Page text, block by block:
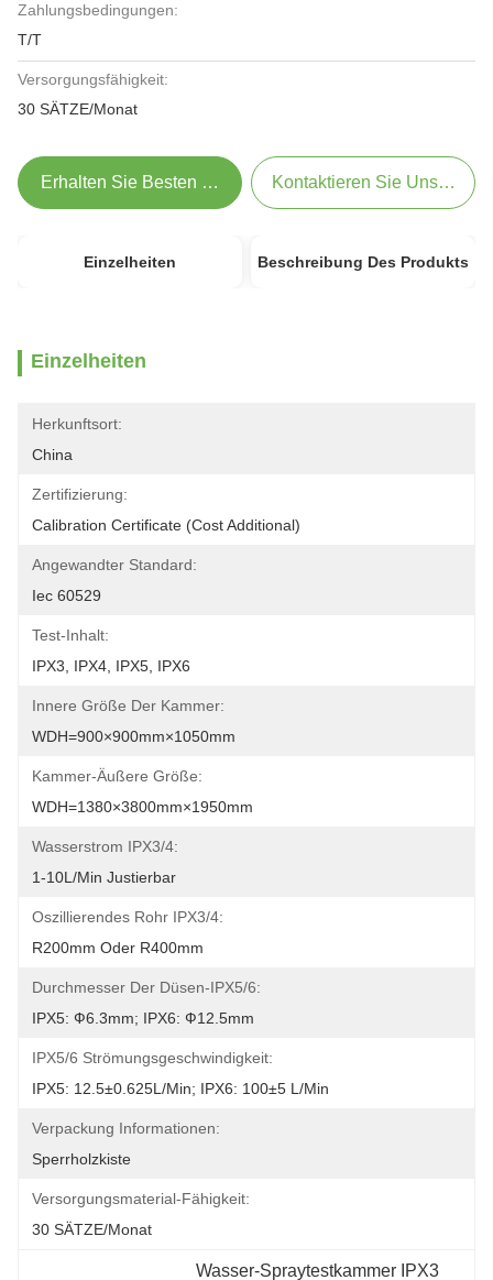
Zahlungsbedingungen:
T/T
Versorgungsfähigkeit:
30 SÄTZE/Monat
Erhalten Sie Besten Preis Kontaktieren Sie Uns Jetzt
Einzelheiten Beschreibung Des Produkts
Einzelheiten
Herkunftsort:
China
Zertifizierung:
Calibration Certificate (Cost Additional)
Angewandter Standard:
Iec 60529
Test-Inhalt:
IPX3, IPX4, IPX5, IPX6
Innere Größe Der Kammer:
WDH=900×900mm×1050mm
Kammer-Äußere Größe:
WDH=1380×3800mm×1950mm
Wasserstrom IPX3/4:
1-10L/min Justierbar
Oszillierendes Rohr IPX3/4:
R200mm Oder R400mm
Durchmesser Der Düsen-IPX5/6:
IPX5: Ф6.3mm; IPX6: Ф12.5mm
IPX5/6 Strömungsgeschwindigkeit:
IPX5: 12.5±0.625L/min; IPX6: 100±5 L/min
Verpackung Informationen:
Sperrholzkiste
Versorgungsmaterial-Fähigkeit:
30 SÄTZE/Monat
Wasser-Spraytestkammer IPX3